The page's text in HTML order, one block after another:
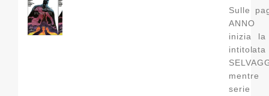
Sulle
ANNO
inizia la
intitolata
serie